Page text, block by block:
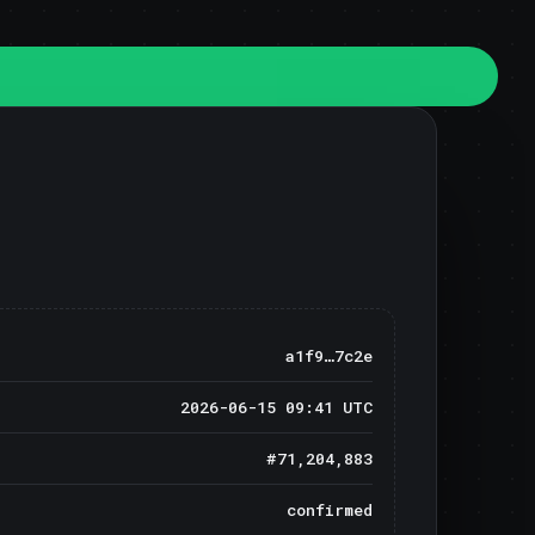
a1f9…7c2e
2026-06-15 09:41 UTC
#71,204,883
confirmed